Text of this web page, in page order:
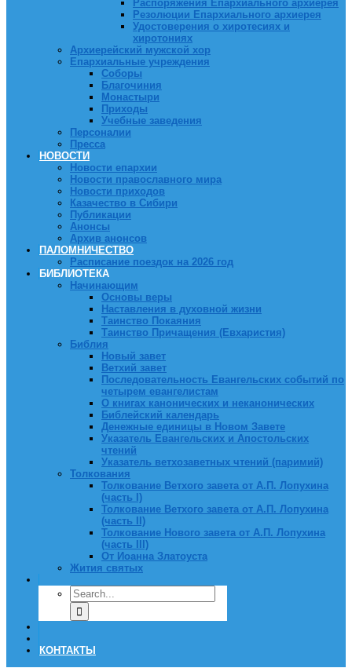
Распоряжения Епархиального архиерея
Резолюции Епархиального архиерея
Удостоверения о хиротесиях и
хиротониях
Архиерейский мужской хор
Епархиальные учреждения
Соборы
Благочиния
Монастыри
Приходы
Учебные заведения
Персоналии
Пресса
НОВОСТИ
Новости епархии
Новости православного мира
Новости приходов
Казачество в Сибири
Публикации
Анонсы
Архив анонсов
ПАЛОМНИЧЕСТВО
Расписание поездок на 2026 год
БИБЛИОТЕКА
Начинающим
Основы веры
Наставления в духовной жизни
Таинство Покаяния
Таинство Причащения (Евхаристия)
Библия
Новый завет
Ветхий завет
Последовательность Евангельских событий по
четырем евангелистам
О книгах канонических и неканонических
Библейский календарь
Денежные единицы в Новом Завете
Указатель Евангельских и Апостольских
чтений
Указатель ветхозаветных чтений (паримий)
Толкования
Толкование Ветхого завета от А.П. Лопухина
(часть I)
Толкование Ветхого завета от А.П. Лопухина
(часть II)
Толкование Нового завета от А.П. Лопухина
(часть III)
От Иоанна Златоуста
Жития святых
КОНТАКТЫ